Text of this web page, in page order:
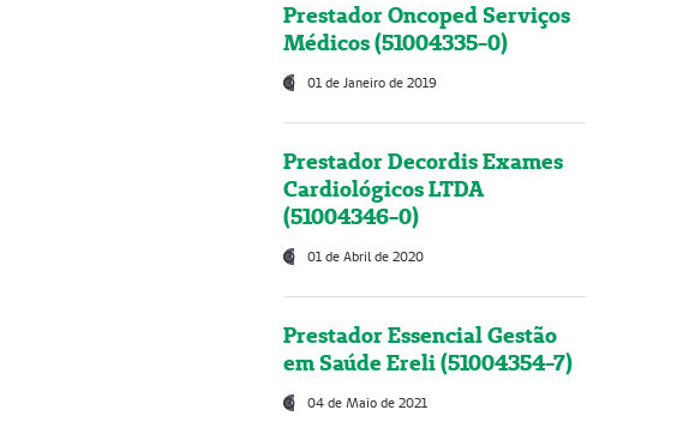
Prestador Oncoped Serviços
Médicos (51004335-0)
01 de Janeiro de 2019
Prestador Decordis Exames
Cardiológicos LTDA
(51004346-0)
01 de Abril de 2020
Prestador Essencial Gestão
em Saúde Ereli (51004354-7)
04 de Maio de 2021